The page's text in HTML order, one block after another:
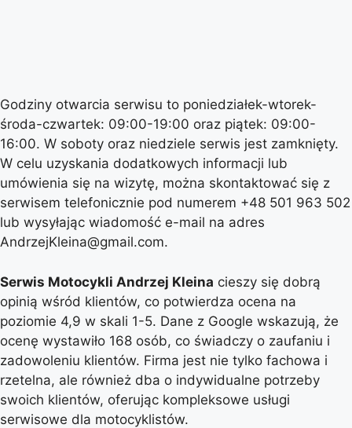
Godziny otwarcia serwisu to poniedziałek-wtorek-
środa-czwartek: 09:00-19:00 oraz piątek: 09:00-
16:00. W soboty oraz niedziele serwis jest zamknięty.
W celu uzyskania dodatkowych informacji lub
umówienia się na wizytę, można skontaktować się z
serwisem telefonicznie pod numerem +48 501 963 502
lub wysyłając wiadomość e-mail na adres
AndrzejKleina@gmail.com.
Serwis Motocykli Andrzej Kleina cieszy się dobrą
opinią wśród klientów, co potwierdza ocena na
poziomie 4,9 w skali 1-5. Dane z Google wskazują, że
ocenę wystawiło 168 osób, co świadczy o zaufaniu i
zadowoleniu klientów. Firma jest nie tylko fachowa i
rzetelna, ale również dba o indywidualne potrzeby
swoich klientów, oferując kompleksowe usługi
serwisowe dla motocyklistów.